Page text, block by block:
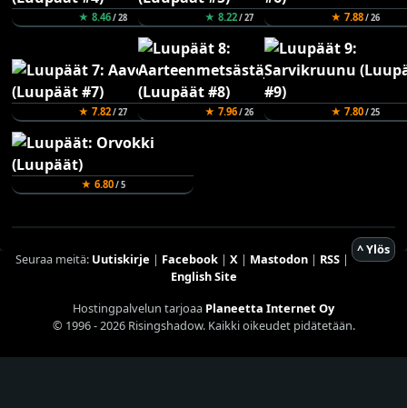
★ 8.46/ 28 ★ 8.22/ 27 ★ 7.88/ 26
★ 7.82/ 27 ★ 7.96/ 26 ★ 7.80/ 25
★ 6.80/ 5
^ Ylös
Seuraa meitä: Uutiskirje | Facebook| X| Mastodon| RSS|
English Site
Hostingpalvelun tarjoaa Planeetta Internet Oy
© 1996 - 2026 Risingshadow. Kaikki oikeudet pidätetään.